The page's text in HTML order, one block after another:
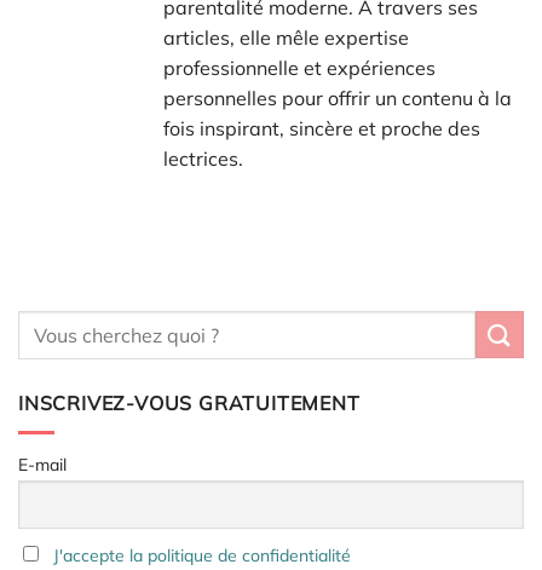
parentalité moderne. À travers ses
articles, elle mêle expertise
professionnelle et expériences
personnelles pour offrir un contenu à la
fois inspirant, sincère et proche des
lectrices.
INSCRIVEZ-VOUS GRATUITEMENT
E-mail
J'accepte la politique de confidentialité